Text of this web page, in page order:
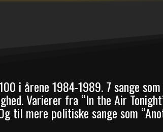
i årene 1984-1989. 7 sange
Varierer fra “In the Air
til mere politiske sange som